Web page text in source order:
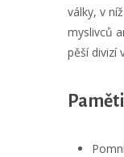
války, v
myslivců
pěší divizí